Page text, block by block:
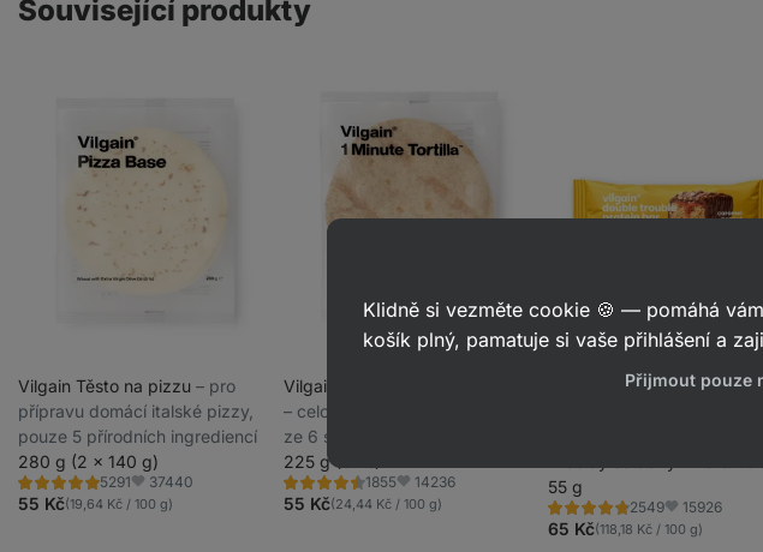
Související produkty
Vilgain Těsto na pizzu ⁠–⁠ pro
přípravu domácí italské pizzy,
pouze 5 přírodních ingrediencí
280 g (2 x 140 g)
5291
Hodnocení
4.8/5,
5291
Oblíbené
37440
55 Kč(19,64 Kč / 100 g)
Vilgain Minutová tortilla BIO
⁠–⁠ celozrnná italská tortilla pouze
ze 6 surovin hotová za minutu
225 g (3 ks)
1855
Hodnocení
4.5/5,
1855
Oblíbené
14236
55 Kč(24,44 Kč / 100 g)
Vilgain Double Trouble
barviv
55 g
2549
Hodnocení
4.7/5,
2549
Oblíbené
15926
65 Kč(118,18 Kč / 100 g)
Klidně si vezměte cookie 🍪 — pomáhá
košík plný, pamatuje si vaše přihlášení a
Přijmout pouze